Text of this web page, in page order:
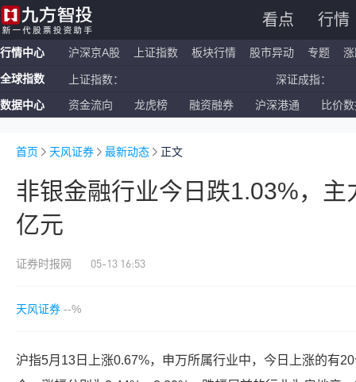
看点 行情
行情中心 沪深京A股 上证指数 板块行情 股市异动 专题
全球指数 上证指数： 深证成指：
恒生指数： 国企指数：
数据中心 资金流向 龙虎榜 融资融券 沪深港通 比价
首页 天风证券 最新动态 正文
非银金融行业今日跌1.03%，
亿元
证券时报网 05-13 16:53
天风证券 --%
沪指5月13日上涨0.67%，申万所属行业中，今日上涨的有